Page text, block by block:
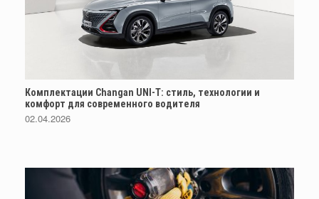
Комплектации Changan UNI-T: стиль, технологии и
комфорт для современного водителя
02.04.2026